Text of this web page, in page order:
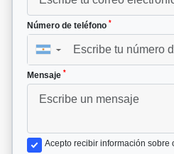
Número de teléfono *
▼
Mensaje *
Acepto recibir información sobre